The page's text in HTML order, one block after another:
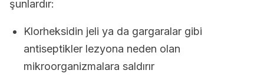
şunlardır:
Klorheksidin jeli ya da gargaralar gibi
antiseptikler lezyona neden olan
mikroorganizmalara saldırır